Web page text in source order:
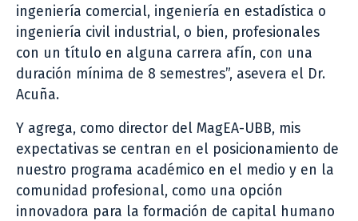
ingeniería comercial, ingeniería en estadística o
ingeniería civil industrial, o bien, profesionales
con un título en alguna carrera afín, con una
duración mínima de 8 semestres”, asevera el Dr.
Acuña.
Y agrega, como director del MagEA-UBB, mis
expectativas se centran en el posicionamiento de
nuestro programa académico en el medio y en la
comunidad profesional, como una opción
innovadora para la formación de capital humano